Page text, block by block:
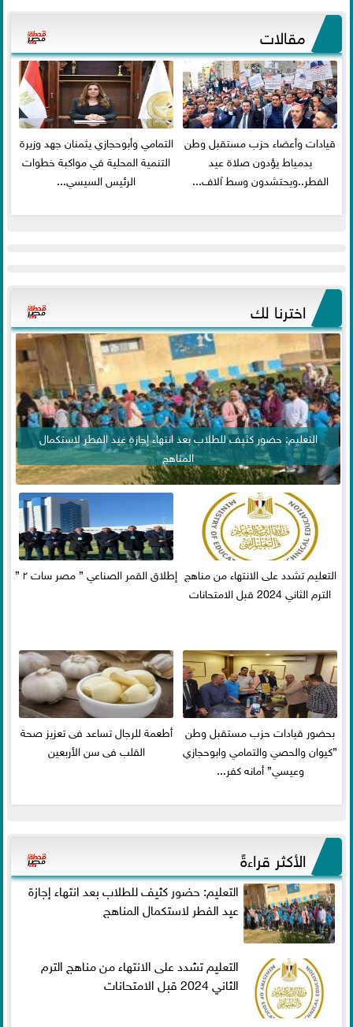
مقالات
قيادات وأعضاء حزب مستقبل وطن
بدمياط يؤدون صلاة عيد
الفطر..ويحتشدون وسط آلاف...
التمامي وأبوحجازي يثمنان جهد وزيرة
التنمية المحلية في مواكبة خطوات
الرئيس السيسي...
اخترنا لك
التعليم: حضور كثيف للطلاب بعد انتهاء إجازة عيد الفطر لاستكمال
المناهج
التعليم تشدد على الانتهاء من مناهج
الترم الثاني 2024 قبل الامتحانات
إطلاق القمر الصناعي ” مصر سات ٢ ”
بحضور قيادات حزب مستقبل وطن
”كيوان والحصي والتمامي وابوحجازي
وعيسي” أمانه كفر...
أطعمة للرجال تساعد فى تعزيز صحة
القلب فى سن الأربعين
الأكثر قراءةً
التعليم: حضور كثيف للطلاب بعد انتهاء إجازة
عيد الفطر لاستكمال المناهج
التعليم تشدد على الانتهاء من مناهج الترم
الثاني 2024 قبل الامتحانات